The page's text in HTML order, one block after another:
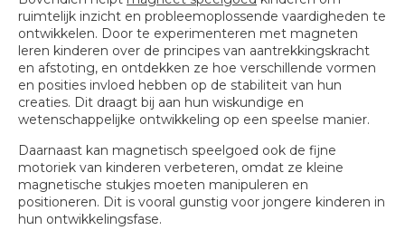
ruimtelijk inzicht en probleemoplossende vaardigheden te
ontwikkelen. Door te experimenteren met magneten
leren kinderen over de principes van aantrekkingskracht
en afstoting, en ontdekken ze hoe verschillende vormen
en posities invloed hebben op de stabiliteit van hun
creaties. Dit draagt bij aan hun wiskundige en
wetenschappelijke ontwikkeling op een speelse manier.
Daarnaast kan magnetisch speelgoed ook de fijne
motoriek van kinderen verbeteren, omdat ze kleine
magnetische stukjes moeten manipuleren en
positioneren. Dit is vooral gunstig voor jongere kinderen in
hun ontwikkelingsfase.